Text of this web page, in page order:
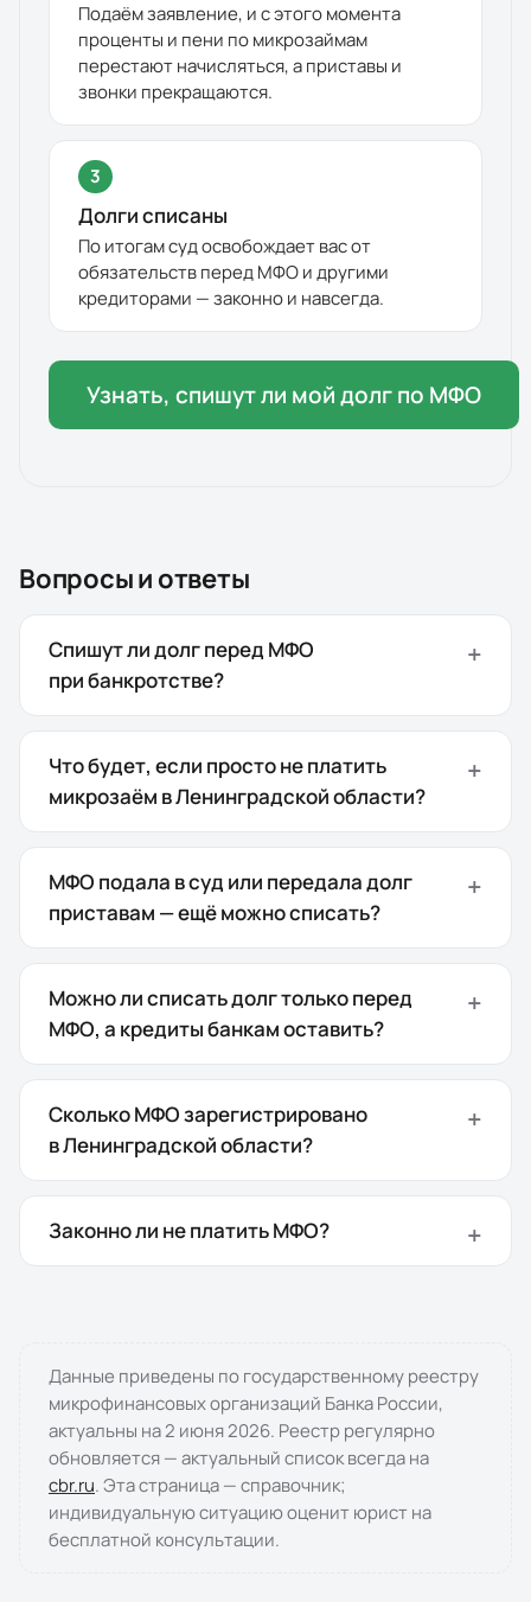
Подаём заявление, и с этого момента
проценты и пени по микрозаймам
перестают начисляться, а приставы и
звонки прекращаются.
3
Долги списаны
По итогам суд освобождает вас от
обязательств перед МФО и другими
кредиторами — законно и навсегда.
Узнать, спишут ли мой долг по МФО
Вопросы и ответы
Спишут ли долг перед МФО
при банкротстве?
Что будет, если просто не платить
микрозаём в Ленинградской области?
МФО подала в суд или передала долг
приставам — ещё можно списать?
Можно ли списать долг только перед
МФО, а кредиты банкам оставить?
Сколько МФО зарегистрировано
в Ленинградской области?
Законно ли не платить МФО?
Данные приведены по государственному реестру
микрофинансовых организаций Банка России,
актуальны на2 июня 2026. Реестр регулярно
обновляется — актуальный список всегда на
cbr.ru. Эта страница — справочник;
индивидуальную ситуацию оценит юрист на
бесплатной консультации.